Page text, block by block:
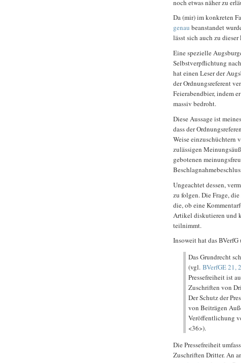
noch etwas näher zu
Da (mir) im konkreten
genau beanstandet
lässt sich auch zu
Eine spezielle
Selbstverpflichtung
hat einen Leser der
der Ordnungsreferent
Feierabendbier, indem
massiv bedroht.
Diese Aussage ist
dass der
Weise einzuschüchtern
zulässigen
gebotenen
Ungeachtet dessen,
zu folgen. Die Frage,
die, ob eine
Artikel diskutieren und
teilnimmt.
Insoweit hat das BVerfG
Das Grundrecht
(vgl. BVerfGE 21,
Pressefreiheit ist
Zuschriften von
Der Schutz der
von Beiträgen
Veröffentlichung
<36>).
Die Pressefreiheit
Zuschriften Dritter. An